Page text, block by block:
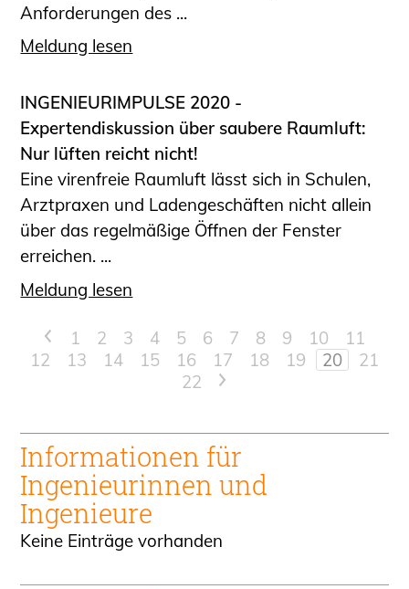
Anforderungen des ...
Meldung lesen
INGENIEURIMPULSE 2020 -
Expertendiskussion über saubere Raumluft:
Nur lüften reicht nicht!
Eine virenfreie Raumluft lässt sich in Schulen,
Arztpraxen und Ladengeschäften nicht allein
über das regelmäßige Öffnen der Fenster
erreichen. ...
Meldung lesen
< 1 2 3 4 5 6 7 8 9 10
11
12
13 14 15 16 17 18 19 20
21
22
>
Informationen für
Ingenieurinnen und
Ingenieure
Keine Einträge vorhanden